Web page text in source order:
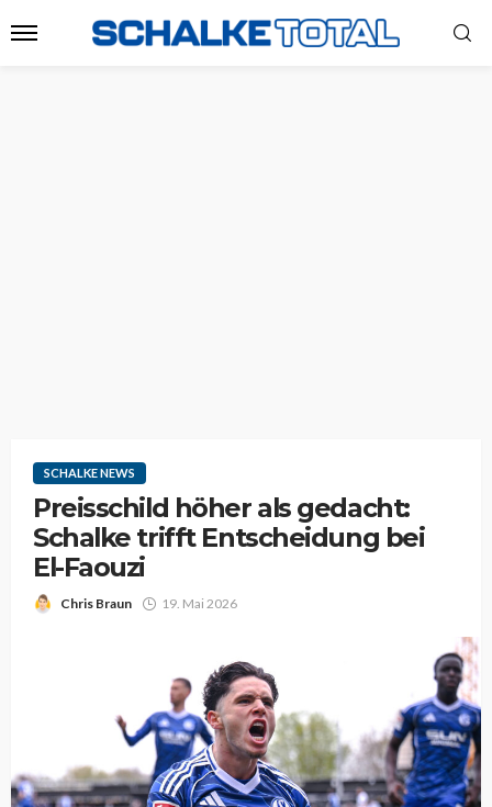
SCHALKE NEWS
Preisschild höher als gedacht:
Schalke trifft Entscheidung bei
El-Faouzi
Chris Braun 19. Mai 2026